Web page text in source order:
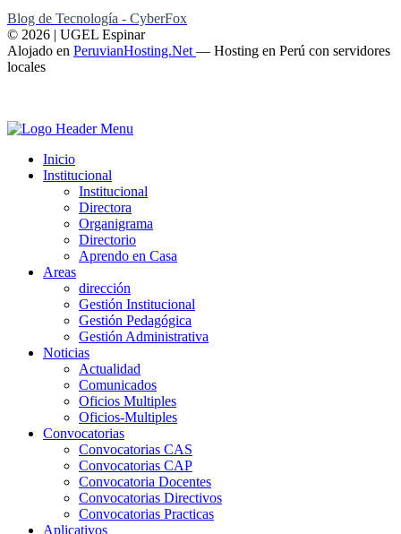
Blog de Tecnología - CyberFox
© 2026 | UGEL Espinar
Alojado en PeruvianHosting.Net — Hosting en Perú con servidores
locales
Inicio
Institucional
Institucional
Directora
Organigrama
Directorio
Aprendo en Casa
Areas
dirección
Gestión Institucional
Gestión Pedagógica
Gestión Administrativa
Noticias
Actualidad
Comunicados
Oficios Multiples
Oficios-Multiples
Convocatorias
Convocatorias CAS
Convocatorias CAP
Convocatoria Docentes
Convocatorias Directivos
Convocatorias Practicas
Aplicativos